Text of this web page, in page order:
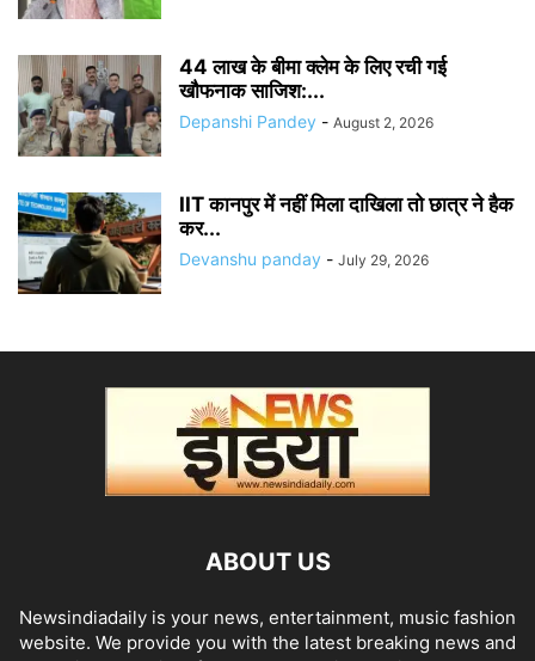
44 लाख के बीमा क्लेम के लिए रची गई
खौफनाक साजिश:...
Depanshi Pandey - August 2, 2026
IIT कानपुर में नहीं मिला दाखिला तो छात्र ने हैक
कर...
Devanshu panday - July 29, 2026
ABOUT US
Newsindiadaily is your news, entertainment, music fashion
website. We provide you with the latest breaking news and